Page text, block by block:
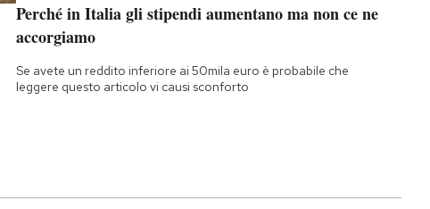
Perché in Italia gli stipendi aumentano ma non ce ne
accorgiamo
Se avete un reddito inferiore ai 50mila euro è probabile che
leggere questo articolo vi causi sconforto